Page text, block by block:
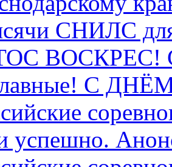
СНИЛС
ВОСКРЕС! С
C
успешно.